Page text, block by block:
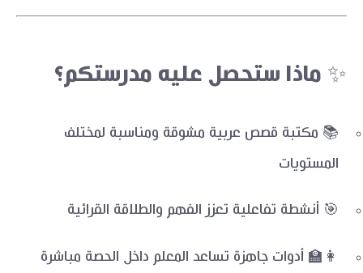
✨ ماذا ستحصل عليه مدرستكم؟
📚 مكتبة قصص عربية مشوقة ومناسبة لمختلف
المستويات
🎯 أنشطة تفاعلية تعزز الفهم والطلاقة القرائية
👩‍🏫 أدوات جاهزة تساعد المعلم داخل الحصة مباشرة